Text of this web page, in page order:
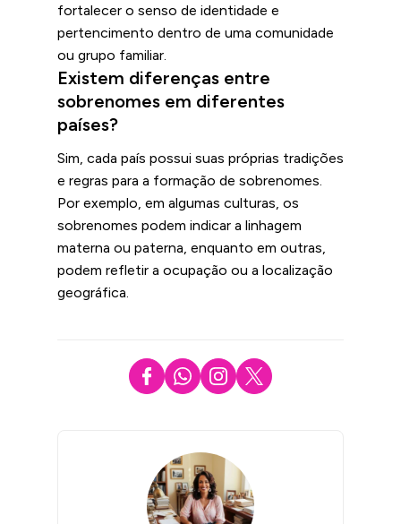
fortalecer o senso de identidade e
pertencimento dentro de uma comunidade
ou grupo familiar.
Existem diferenças entre
sobrenomes em diferentes
países?
Sim, cada país possui suas próprias tradições
e regras para a formação de sobrenomes.
Por exemplo, em algumas culturas, os
sobrenomes podem indicar a linhagem
materna ou paterna, enquanto em outras,
podem refletir a ocupação ou a localização
geográfica.